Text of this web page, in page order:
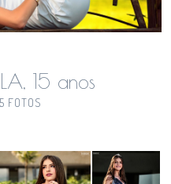
15 anos
FOTOS
Guardar Guardar